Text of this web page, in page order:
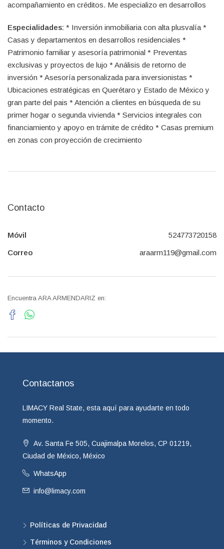
acompañamiento en créditos. Me especializo en desarrollos
Especialidades: * Inversión inmobiliaria con alta plusvalía *
Casas y departamentos en desarrollos residenciales *
Patrimonio familiar y asesoría patrimonial * Preventas
exclusivas y proyectos de lujo * Análisis de retorno de
inversión * Asesoría personalizada para inversionistas *
Ubicaciones estratégicas en Querétaro y Estado de México y
gran parte del pais * Atención a clientes en búsqueda de su
primer hogar o segunda vivienda * Servicios integrales con
financiamiento y apoyo en trámite de crédito * Casas premium
en zonas con proyección de crecimiento
Contacto
Móvil 524773720158
Correo araarm119@gmail.com
Encuentra ARA ARMENDARIZ en:
Contactanos
LIMACY Real State, esta aquí para ayudarte en todo
momento.
Av. Santa Fe 505, Cuajimalpa Morelos, CP 01219,
Ciudad de México, México
WhatsApp
info@limacy.com
Políticas de Privacidad
Términos y Condiciones